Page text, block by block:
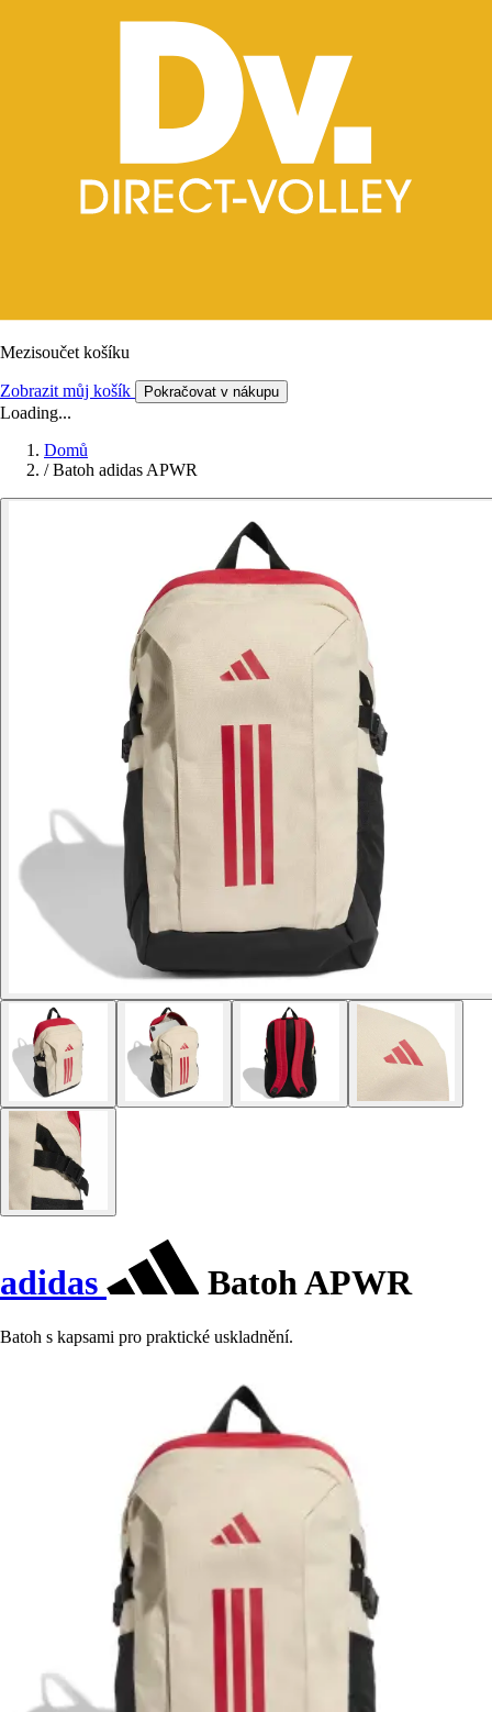
Mezisoučet košíku
Zobrazit můj košík Pokračovat v nákupu
Loading...
Domů
/ Batoh adidas APWR
adidas Batoh APWR
Batoh s kapsami pro praktické uskladnění.